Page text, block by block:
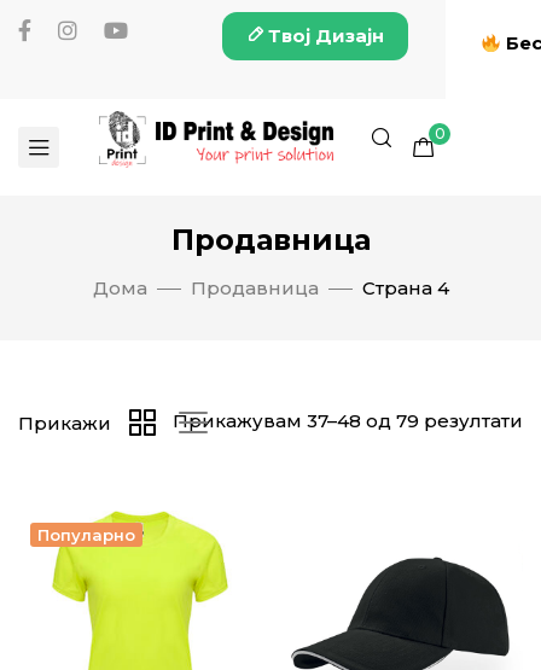
Твој Дизајн
0
Продавница
Дома Продавница Страна 4
Прикажувам 37–48 од 79 резултати
Прикажи
Популарно